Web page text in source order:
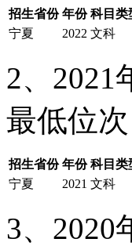
招生省份 年份 科目类
宁夏
2022 文科
2、2021
最低位次
招生省份 年份 科目类
宁夏
2021 文科
3、2020